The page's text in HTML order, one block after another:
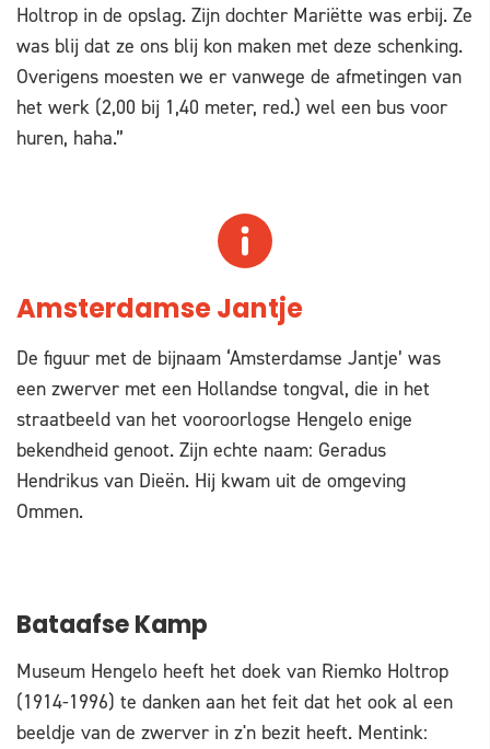
Holtrop in de opslag. Zijn dochter Mariëtte was erbij. Ze
was blij dat ze ons blij kon maken met deze schenking.
Overigens moesten we er vanwege de afmetingen van
het werk (2,00 bij 1,40 meter, red.) wel een bus voor
huren, haha.”
Amsterdamse Jantje
De figuur met de bijnaam ‘Amsterdamse Jantje’ was
een zwerver met een Hollandse tongval, die in het
straatbeeld van het vooroorlogse Hengelo enige
bekendheid genoot. Zijn echte naam: Geradus
Hendrikus van Dieën. Hij kwam uit de omgeving
Ommen.
Bataafse Kamp
Museum Hengelo heeft het doek van Riemko Holtrop
(1914-1996) te danken aan het feit dat het ook al een
beeldje van de zwerver in z'n bezit heeft. Mentink: